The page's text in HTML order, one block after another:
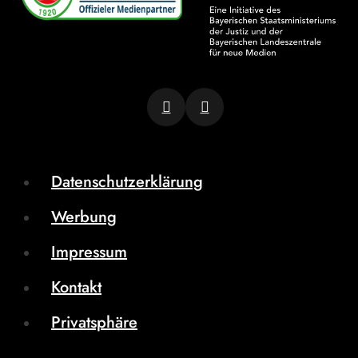
Datenschutzerklärung
Werbung
Impressum
Kontakt
Privatsphäre